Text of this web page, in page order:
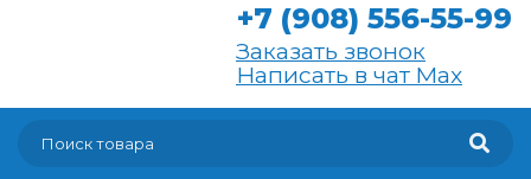
+7 (908) 556-55-99
Заказать звонок
Написать в чат Max